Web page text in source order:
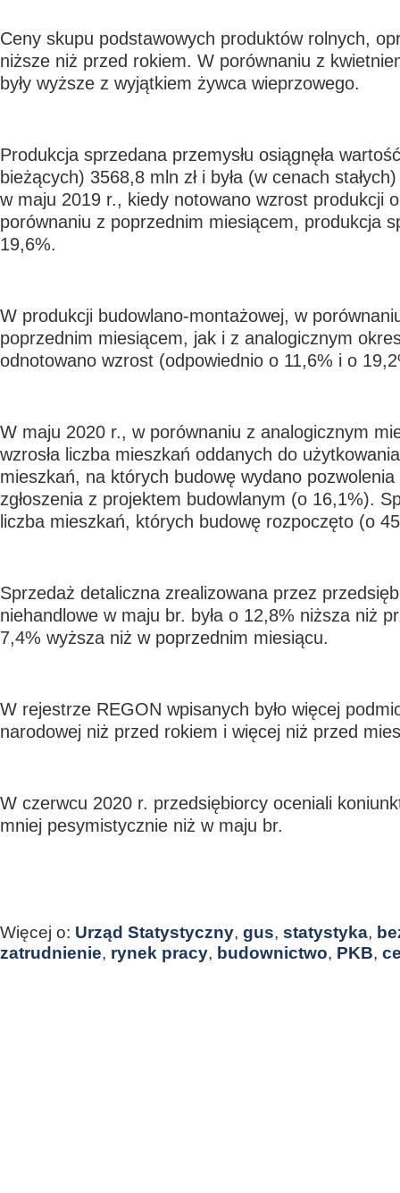
Ceny skupu podstawowych produktów rolnych,
niższe niż przed rokiem. W porównaniu z
były wyższe z wyjątkiem żywca wieprzowego.
Produkcja sprzedana przemysłu osiągnęła
bieżących) 3568,8 mln zł i była (w cenach
w maju 2019 r., kiedy notowano wzrost produkcji
porównaniu z poprzednim miesiącem, produkcja
19,6%.
W produkcji budowlano-montażowej, w
poprzednim miesiącem, jak i z analogicznym
odnotowano wzrost (odpowiednio o 11,6% i o
W maju 2020 r., w porównaniu z analogicznym
wzrosła liczba mieszkań oddanych do
mieszkań, na których budowę wydano
zgłoszenia z projektem budowlanym (o 16,1%).
liczba mieszkań, których budowę rozpoczęto (o
Sprzedaż detaliczna zrealizowana przez
niehandlowe w maju br. była o 12,8% niższa niż
7,4% wyższa niż w poprzednim miesiącu.
W rejestrze REGON wpisanych było więcej
narodowej niż przed rokiem i więcej niż przed
W czerwcu 2020 r. przedsiębiorcy oceniali
mniej pesymistycznie niż w maju br.
Więcej o: Urząd Statystyczny, gus, statystyka,
zatrudnienie, rynek pracy, budownictwo, PKB,